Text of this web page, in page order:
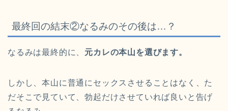
最終回の結末②なるみのその後は…？
なるみは最終的に、 元カレの本山を選びます。
しかし、本山に普通にセックスさせることはなく、た
だそこで見ていて、勃起だけさせていれば良いと告げ